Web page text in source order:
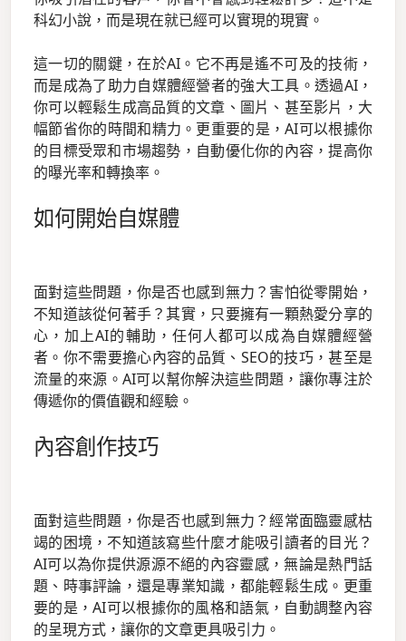
科幻小說，而是現在就已經可以實現的現實。
這一切的關鍵，在於AI。它不再是遙不可及的技術，
而是成為了助力自媒體經營者的強大工具。透過AI，
你可以輕鬆生成高品質的文章、圖片、甚至影片，大
幅節省你的時間和精力。更重要的是，AI可以根據你
的目標受眾和市場趨勢，自動優化你的內容，提高你
的曝光率和轉換率。
如何開始自媒體
面對這些問題，你是否也感到無力？害怕從零開始，
不知道該從何著手？其實，只要擁有一顆熱愛分享的
心，加上AI的輔助，任何人都可以成為自媒體經營
者。你不需要擔心內容的品質、SEO的技巧，甚至是
流量的來源。AI可以幫你解決這些問題，讓你專注於
傳遞你的價值觀和經驗。
內容創作技巧
面對這些問題，你是否也感到無力？經常面臨靈感枯
竭的困境，不知道該寫些什麼才能吸引讀者的目光？
AI可以為你提供源源不絕的內容靈感，無論是熱門話
題、時事評論，還是專業知識，都能輕鬆生成。更重
要的是，AI可以根據你的風格和語氣，自動調整內容
的呈現方式，讓你的文章更具吸引力。